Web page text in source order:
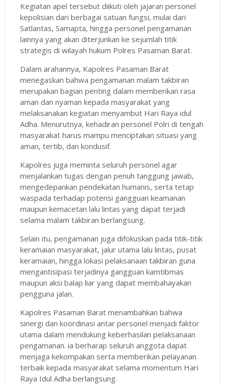
Kegiatan apel tersebut diikuti oleh jajaran personel
kepolisian dari berbagai satuan fungsi, mulai dari
Satlantas, Samapta, hingga personel pengamanan
lainnya yang akan diterjunkan ke sejumlah titik
strategis di wilayah hukum Polres Pasaman Barat.
Dalam arahannya, Kapolres Pasaman Barat
menegaskan bahwa pengamanan malam takbiran
merupakan bagian penting dalam memberikan rasa
aman dan nyaman kepada masyarakat yang
melaksanakan kegiatan menyambut Hari Raya idul
Adha. Menurutnya, kehadiran personel Polri di tengah
masyarakat harus mampu menciptakan situasi yang
aman, tertib, dan kondusif.
Kapolres juga meminta seluruh personel agar
menjalankan tugas dengan penuh tanggung jawab,
mengedepankan pendekatan humanis, serta tetap
waspada terhadap potensi gangguan keamanan
maupun kemacetan lalu lintas yang dapat terjadi
selama malam takbiran berlangsung.
Selain itu, pengamanan juga difokuskan pada titik-titik
keramaian masyarakat, jalur utama lalu lintas, pusat
keramaian, hingga lokasi pelaksanaan takbiran guna
mengantisipasi terjadinya gangguan kamtibmas
maupun aksi balap liar yang dapat membahayakan
pengguna jalan.
Kapolres Pasaman Barat menambahkan bahwa
sinergi dan koordinasi antar personel menjadi faktor
utama dalam mendukung keberhasilan pelaksanaan
pengamanan. ia berharap seluruh anggota dapat
menjaga kekompakan serta memberikan pelayanan
terbaik kepada masyarakat selama momentum Hari
Raya Idul Adha berlangsung.